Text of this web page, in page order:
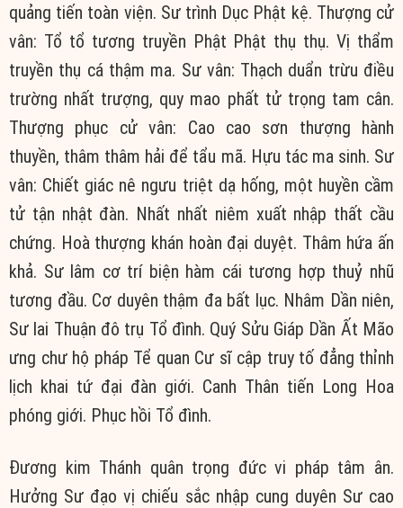
quảng tiến toàn viện. Sư trình Dục Phật kệ. Thượng cử
vân: Tổ tổ tương truyền Phật Phật thụ thụ. Vị thẩm
truyền thụ cá thậm ma. Sư vân: Thạch duẩn trừu điều
trường nhất trượng, quy mao phất tử trọng tam cân.
Thượng phục cử vân: Cao cao sơn thượng hành
thuyền, thâm thâm hải để tẩu mã. Hựu tác ma sinh. Sư
vân: Chiết giác nê ngưu triệt dạ hống, một huyền cầm
tử tận nhật đàn. Nhất nhất niêm xuất nhập thất cầu
chứng. Hoà thượng khán hoàn đại duyệt. Thâm hứa ấn
khả. Sư lâm cơ trí biện hàm cái tương hợp thuỷ nhũ
tương đầu. Cơ duyên thậm đa bất lục. Nhâm Dần niên,
Sư lai Thuận đô trụ Tổ đình. Quý Sửu Giáp Dần Ất Mão
ưng chư hộ pháp Tể quan Cư sĩ cập truy tố đẳng thỉnh
lịch khai tứ đại đàn giới. Canh Thân tiến Long Hoa
phóng giới. Phục hồi Tổ đình.
Đương kim Thánh quân trọng đức vi pháp tâm ân.
Hưởng Sư đạo vị chiếu sắc nhập cung duyên Sư cao